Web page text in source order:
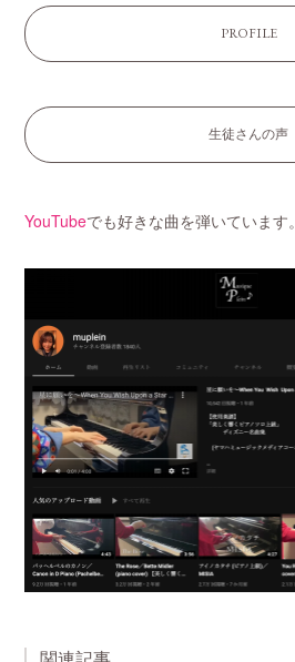
PROFILE
生徒さんの声
YouTubeでも好きな曲を弾いています。